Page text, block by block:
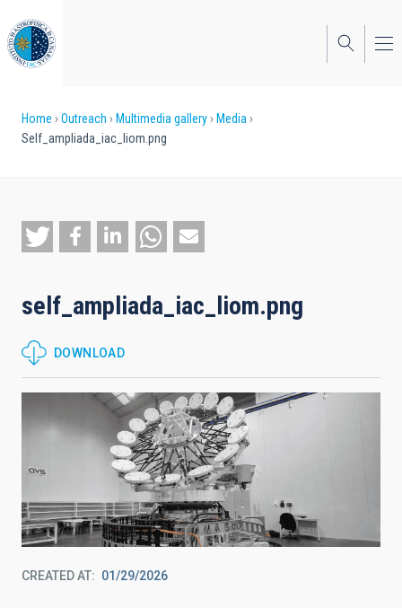
to
main
content
Breadcrumb
Home Outreach Multimedia gallery
Media
Self_ampliada_iac_liom.png
self_ampliada_iac_liom.png
DOWNLOAD
CREATED AT 01/29/2026